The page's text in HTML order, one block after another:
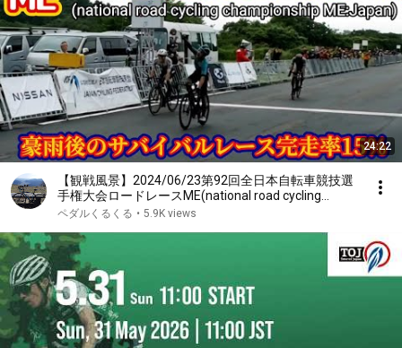
24:22
【観戦風景】2024/06/23第92回全日本自転車競技選
手権大会ロードレースME(national road cycling
championship ME:Japan)
ペダルくるくる • 5.9K views